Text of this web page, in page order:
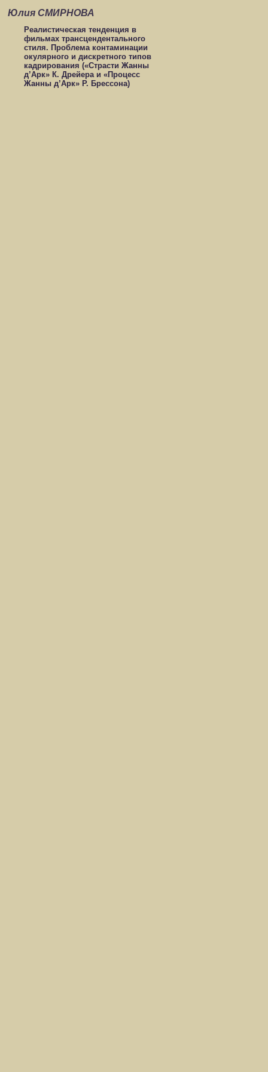
Юлия СМИРНОВА
Реалистическая тенденция в
фильмах трансцендентального
стиля. Проблема контаминации
окулярного и дискретного типов
кадрирования («Страсти Жанны
д’Арк» К. Дрейера и «Процесс
Жанны д’Арк» Р. Брессона)